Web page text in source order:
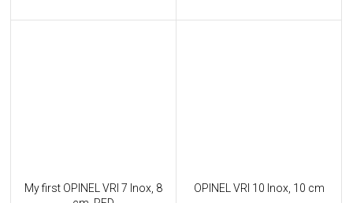
My first OPINEL VRI 7 Inox, 8
OPINEL VRI 10 Inox, 10 cm